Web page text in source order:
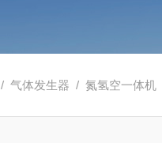
/气体发生器 /氮氢空一体机